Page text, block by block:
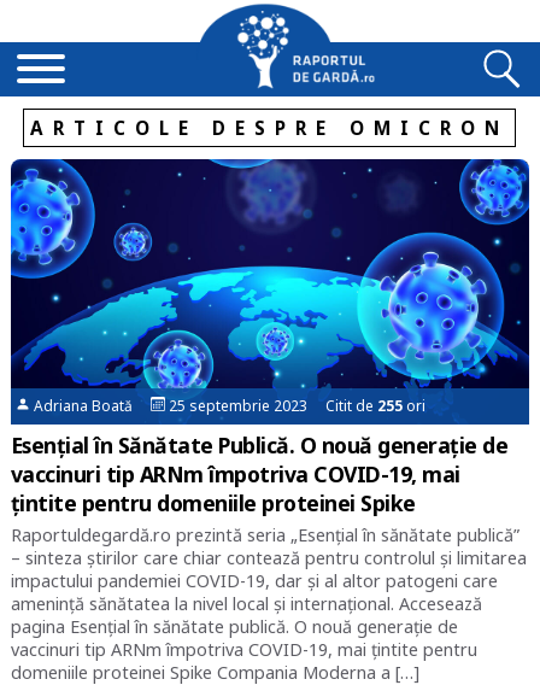
ARTICOLE DESPRE OMICRON
Adriana Boată 25 septembrie 2023 Citit de 255ori
Esențial în Sănătate Publică. O nouă generație de
vaccinuri tip ARNm împotriva COVID-19, mai
țintite pentru domeniile proteinei Spike
Raportuldegardă.ro prezintă seria „Esențial în sănătate publică”
– sinteza știrilor care chiar contează pentru controlul și limitarea
impactului pandemiei COVID-19, dar și al altor patogeni care
amenință sănătatea la nivel local și internațional. Accesează
pagina Esențial în sănătate publică. O nouă generație de
vaccinuri tip ARNm împotriva COVID-19, mai țintite pentru
domeniile proteinei Spike Compania Moderna a […]